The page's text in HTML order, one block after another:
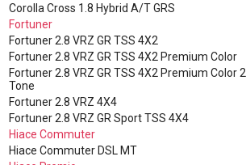
Corolla Cross 1.8 Hybrid A/T GRS
Fortuner
Fortuner 2.8 VRZ GR TSS 4X2
Fortuner 2.8 VRZ GR TSS 4X2 Premium Color
Fortuner 2.8 VRZ GR TSS 4X2 Premium Color 2
Tone
Fortuner 2.8 VRZ 4X4
Fortuner 2.8 VRZ GR Sport TSS 4X4
Hiace Commuter
Hiace Commuter DSL MT